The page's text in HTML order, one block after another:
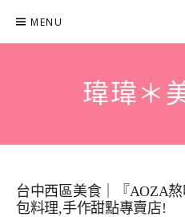
content
MENU
瑋瑋＊
台中西區美食｜『AOZA
包料理,手作甜點專賣店!